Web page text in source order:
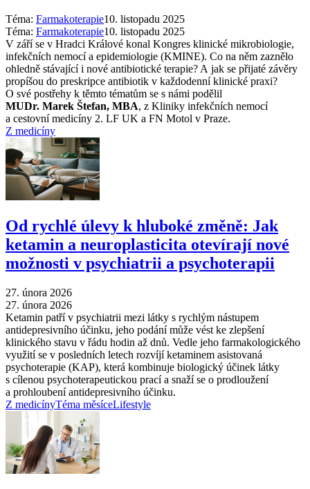
Téma: Farmakoterapie10. listopadu 2025
Téma: Farmakoterapie10. listopadu 2025
V září se v Hradci Králové konal Kongres klinické mikrobiologie,
infekčních nemocí a epidemiologie (KMINE). Co na něm zaznělo
ohledně stávající i nové antibiotické terapie? A jak se přijaté závěry
propíšou do preskripce antibiotik v každodenní klinické praxi?
O své postřehy k těmto tématům se s námi podělil
MUDr. Marek Štefan, MBA, z Kliniky infekčních nemocí
a cestovní medicíny 2. LF UK a FN Motol v Praze.
Z medicíny
Od rychlé úlevy k hluboké změně: Jak
ketamin a neuroplasticita otevírají nové
možnosti v psychiatrii a psychoterapii
27. února 2026
27. února 2026
Ketamin patří v psychiatrii mezi látky s rychlým nástupem
antidepresivního účinku, jeho podání může vést ke zlepšení
klinického stavu v řádu hodin až dnů. Vedle jeho farmakologického
využití se v posledních letech rozvíjí ketaminem asistovaná
psychoterapie (KAP), která kombinuje biologický účinek látky
s cílenou psychoterapeutickou prací a snaží se o prodloužení
a prohloubení antidepresivního účinku.
Z medicínyTéma měsíceLifestyle